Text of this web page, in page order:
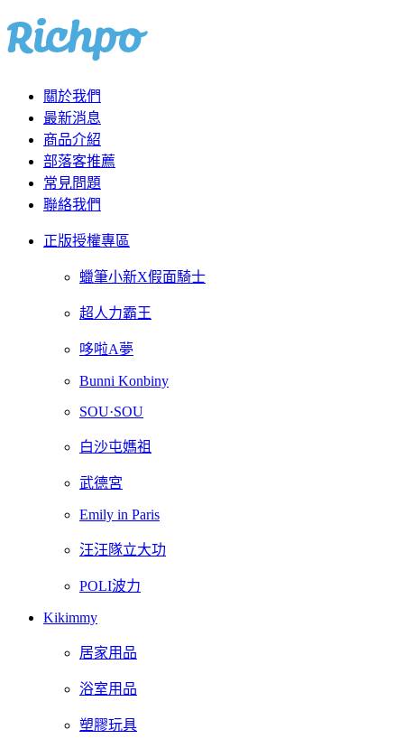
關於我們
最新消息
商品介紹
部落客推薦
常見問題
聯絡我們
正版授權專區
蠟筆小新X假面騎士
超人力霸王
哆啦A夢
Bunni Konbiny
SOU·SOU
白沙屯媽祖
武德宮
Emily in Paris
汪汪隊立大功
POLI波力
Kikimmy
居家用品
浴室用品
塑膠玩具